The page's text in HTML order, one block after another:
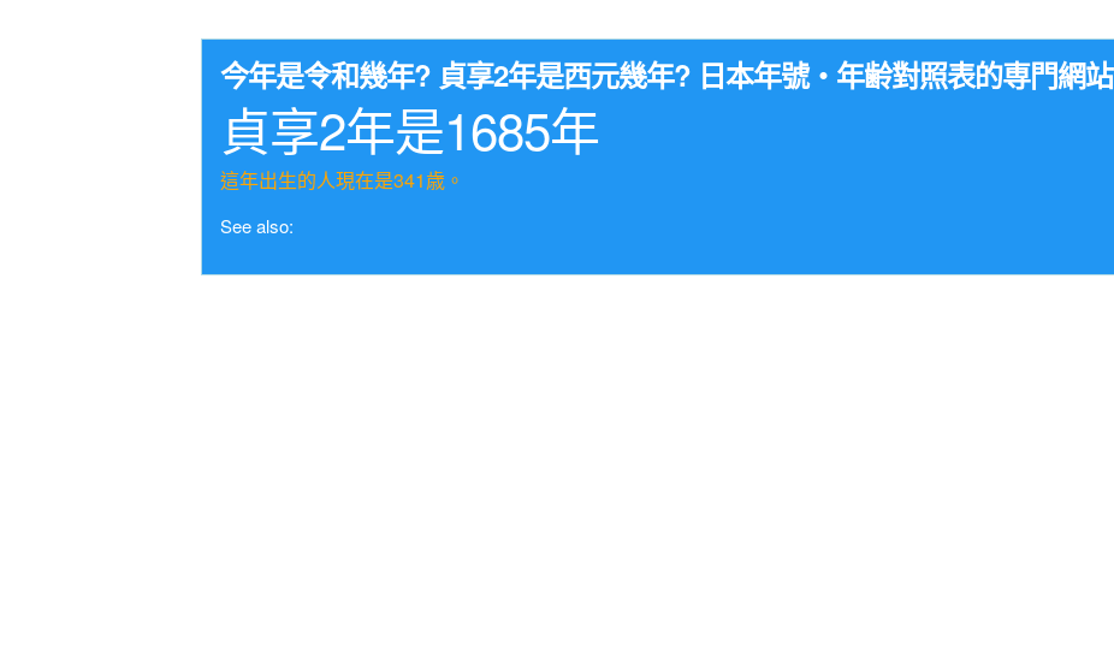
今年是令和幾年? 貞享2年是西元幾年? 日本年號・年齢對照表的専門網站
貞享2年是1685年
這年出生的人現在是341歳。
See also: